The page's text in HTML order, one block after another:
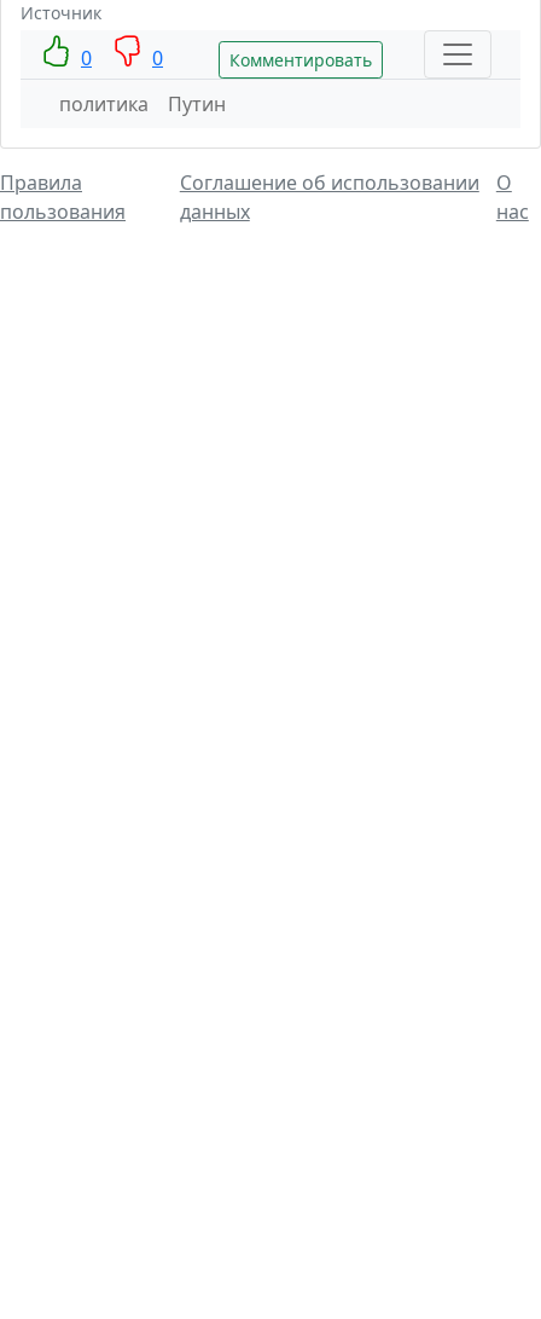
Источник
0 0 Комментировать
политика Путин
Правила
пользования
Соглашение об использовании
данных
О
нас